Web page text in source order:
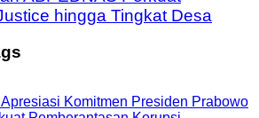
hingga Tingkat Desa